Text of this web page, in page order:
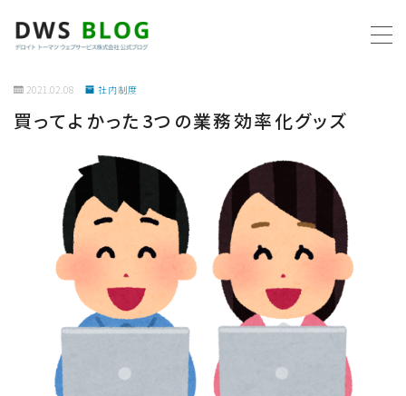
ホーム
プログラミング
ビジネス
リモートワーク
社内制度
2021.02.08 社内制度
買ってよかった3つの業務効率化グッズ